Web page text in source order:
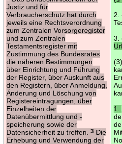
Justiz und für
Verbraucherschutz hat durch
jeweils eine Rechtsverordnung
zum Zentralen Vorsorgeregister
und zum Zentralen
Testamentsregister mit
Zustimmung des Bundesrates
die näheren Bestimmungen
über Einrichtung und Führung
der Register, über Auskunft aus
den Registern, über Anmeldung,
Änderung und Löschung von
Registereintragungen, über
Einzelheiten der
Datenübermittlung und -
speicherung sowie der
Datensicherheit zu treffen.
3Die
Erhebung und Verwendung der
2.
3.
(3)
1.